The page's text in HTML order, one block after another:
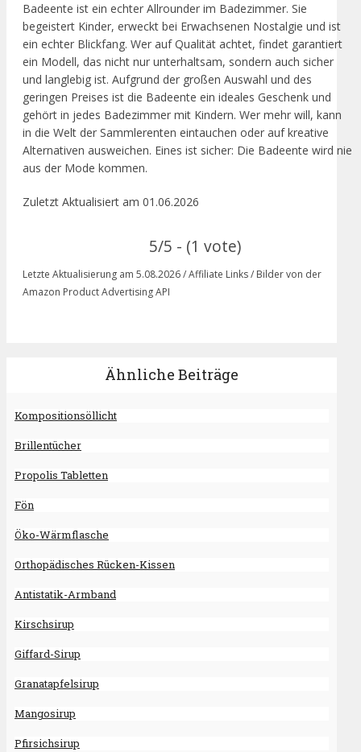
Badeente ist ein echter Allrounder im Badezimmer. Sie
begeistert Kinder, erweckt bei Erwachsenen Nostalgie und ist
ein echter Blickfang. Wer auf Qualität achtet, findet garantiert
ein Modell, das nicht nur unterhaltsam, sondern auch sicher
und langlebig ist. Aufgrund der großen Auswahl und des
geringen Preises ist die Badeente ein ideales Geschenk und
gehört in jedes Badezimmer mit Kindern. Wer mehr will, kann
in die Welt der Sammlerenten eintauchen oder auf kreative
Alternativen ausweichen. Eines ist sicher: Die Badeente wird nie
aus der Mode kommen.
Zuletzt Aktualisiert am 01.06.2026
5/5 - (1 vote)
Letzte Aktualisierung am 5.08.2026 / Affiliate Links / Bilder von der
Amazon Product Advertising API
Ähnliche Beiträge
Kompositionsöllicht
Brillentücher
Propolis Tabletten
Fön
Öko-Wärmflasche
Orthopädisches Rücken-Kissen
Antistatik-Armband
Kirschsirup
Giffard-Sirup
Granatapfelsirup
Mangosirup
Pfirsichsirup